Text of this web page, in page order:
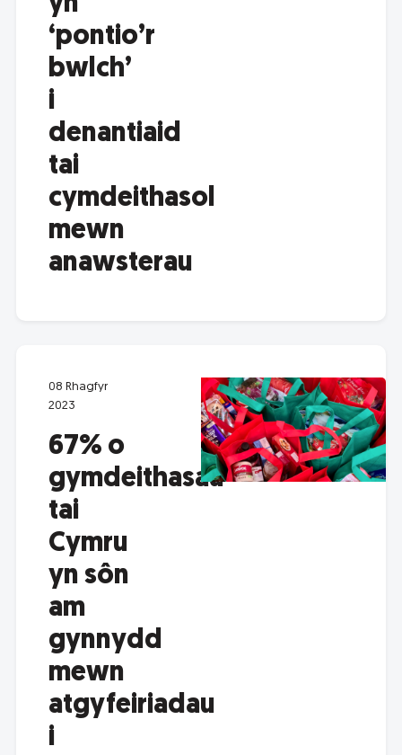
‘pontio’r
bwlch’
i
denantiaid
tai
cymdeithasol
mewn
anawsterau
08 Rhagfyr
2023
67% o
gymdeithasau
tai
Cymru
yn sôn
am
gynnydd
mewn
atgyfeiriadau
i